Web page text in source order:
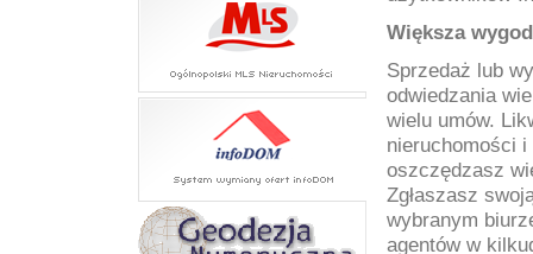
Większa
Sprzedaż lub
odwiedzania
wielu umów.
nieruchomości
oszczędzasz
Zgłaszasz
wybranym
agentów w